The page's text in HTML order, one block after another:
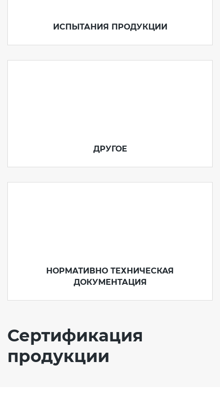
ИСПЫТАНИЯ ПРОДУКЦИИ
ДРУГОЕ
НОРМАТИВНО ТЕХНИЧЕСКАЯ
ДОКУМЕНТАЦИЯ
Сертификация
продукции